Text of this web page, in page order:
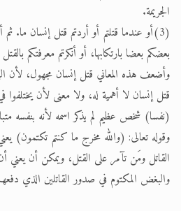
الجريمة.
(3)أو عندما قتلتم أو أردتم قتل إنسان ما.
بعضكم بعضا بارتكابها، أو أنكرتم معرفتكم
وأضعف هذه المعاني قتل إنسان مجهول، لأن
قتل إنسان لا أهمية له، ولا معنى لأن يختلفوا
(نفسا) شخص عظيم لم يذكر اسمه لأنه بنفسه
وقوله تعالى: (والله مخرج ما كنتم تكتمون)
القاتل ومَن تآمر على القتل، ويمكن أن يعني
والبغض المكتوم في صدور القاتلين الذي